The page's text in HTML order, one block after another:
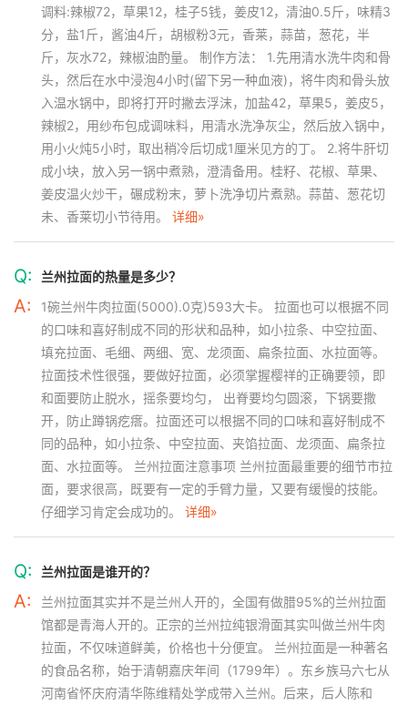
调料:辣椒72，草果12，桂子5钱，姜皮12，清油0.5斤，味精3
分，盐1斤，酱油4斤，胡椒粉3元，香莱，蒜苗，葱花，半
斤，灰水72，辣椒油酌量。 制作方法： 1.先用清水洗牛肉和骨
头，然后在水中浸泡4小时(留下另一种血液)，将牛肉和骨头放
入温水锅中，即将打开时撇去浮沫，加盐42，草果5，姜皮5，
辣椒2，用纱布包成调味料，用清水洗净灰尘，然后放入锅中，
用小火炖5小时，取出稍冷后切成1厘米见方的丁。 2.将牛肝切
成小块，放入另一锅中煮熟，澄清备用。桂籽、花椒、草果、
姜皮温火炒干，碾成粉末，萝卜洗净切片煮熟。蒜苗、葱花切
未、香莱切小节待用。 详细»
Q: 兰州拉面的热量是多少？
A:
1碗兰州牛肉拉面(5000).0克)593大卡。 拉面也可以根据不同
的口味和喜好制成不同的形状和品种，如小拉条、中空拉面、
填充拉面、毛细、两细、宽、龙须面、扁条拉面、水拉面等。
拉面技术性很强，要做好拉面，必须掌握樱祥的正确要领，即
和面要防止脱水，摇条要均匀， 出脊要均匀圆滚，下锅要撒
开，防止蹲锅疙瘩。拉面还可以根据不同的口味和喜好制成不
同的品种，如小拉条、中空拉面、夹馅拉面、龙须面、扁条拉
面、水拉面等。 兰州拉面注意事项 兰州拉面最重要的细节市拉
面，要求很高，既要有一定的手臂力量，又要有缓慢的技能。
仔细学习肯定会成功的。 详细»
Q: 兰州拉面是谁开的？
A:
兰州拉面其实并不是兰州人开的，全国有做腊95%的兰州拉面
馆都是青海人开的。正宗的兰州拉纯银滑面其实叫做兰州牛肉
拉面，不仅味道鲜美，价格也十分便宜。 兰州拉面是一种著名
的食品名称，始于清朝嘉庆年间（1799年）。东乡族马六七从
河南省怀庆府清华陈维精处学成带入兰州。后来，后人陈和